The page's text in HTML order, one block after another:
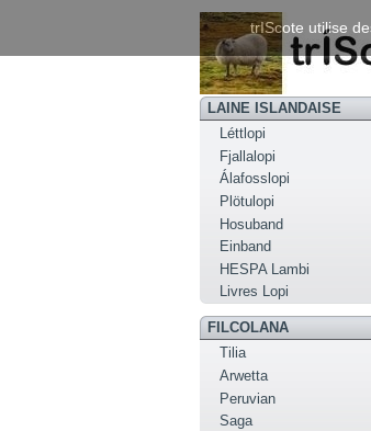
LAINE ISLANDAISE
Léttlopi
Fjallalopi
Álafosslopi
Plötulopi
Hosuband
Einband
HESPA Lambi
Livres Lopi
FILCOLANA
Tilia
Arwetta
Peruvian
Saga
trIScote utilise